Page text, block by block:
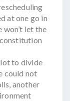
at one go in
won’t let the
to divide
could not
another